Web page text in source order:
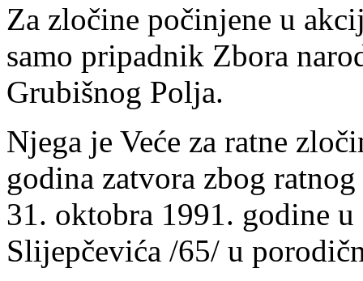
Za zločine počinjene u
samo pripadnik Zbora
Grubišnog Polja.
Njega je Veće za ratne
godina zatvora zbog
31. oktobra 1991. godine
Slijepčevića /65/ u